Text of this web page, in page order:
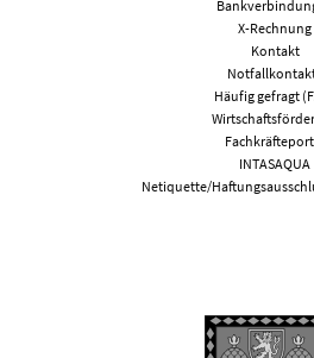
X-Rechnung
Kontakt
Häufig gefragt
INTASAQUA
Netiquette/